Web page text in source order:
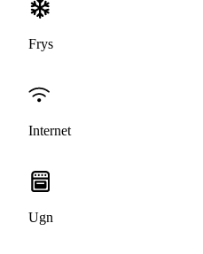
Frys
Internet
Ugn